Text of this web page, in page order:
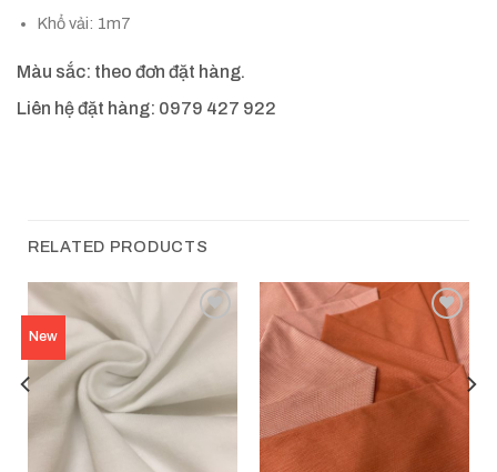
Khổ vải: 1m7
Màu sắc: theo đơn đặt hàng.
Liên hệ đặt hàng: 0979 427 922
RELATED PRODUCTS
New
Add to
wishlist
Add to
wishlist